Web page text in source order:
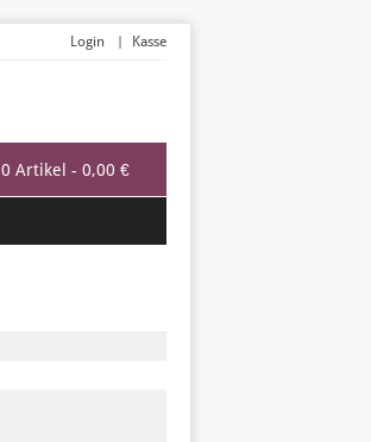
0 Artikel - 0,00 €
Login Kasse